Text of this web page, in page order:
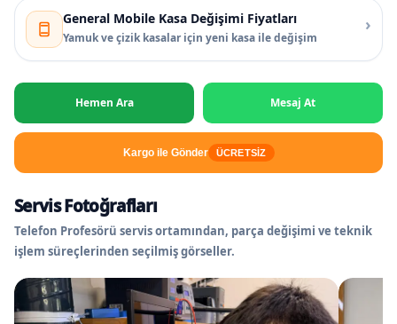
General Mobile Kasa Değişimi Fiyatları
Yamuk ve çizik kasalar için yeni kasa ile değişim
›
Hemen Ara Mesaj At
Kargo ile Gönder ÜCRETSİZ
Servis Fotoğrafları
Telefon Profesörü servis ortamından, parça değişimi ve teknik
işlem süreçlerinden seçilmiş görseller.